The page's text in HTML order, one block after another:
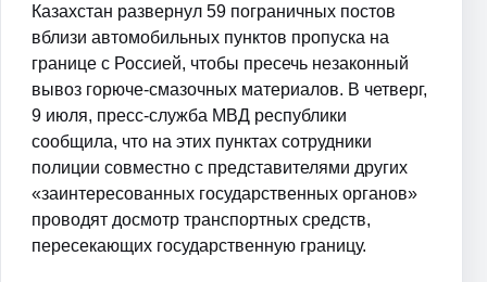
Казахстан развернул 59 пограничных постов
вблизи автомобильных пунктов пропуска на
границе с Россией, чтобы пресечь незаконный
вывоз горюче-смазочных материалов. В четверг,
9 июля, пресс-служба МВД республики
сообщила, что на этих пунктах сотрудники
полиции совместно с представителями других
«заинтересованных государственных органов»
проводят досмотр транспортных средств,
пересекающих государственную границу.